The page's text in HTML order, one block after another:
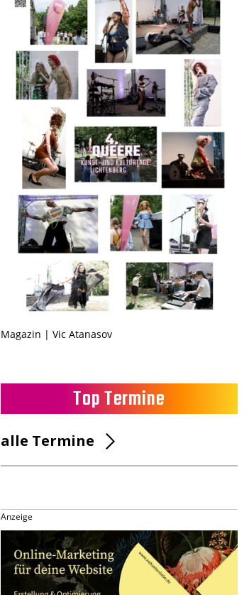
Magazin | Vic Atanasov
Top Termine
alle Termine
Anzeige